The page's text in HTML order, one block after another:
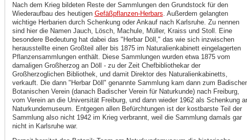
Nach dem Krieg bildeten Reste der Sammlungen den Grundstock für den
Wiederaufbau des heutigen Gefäßpflanzen-Herbars . Außerdem gelangten
wichtige Herbarien durch Schenkung oder Ankauf nach Karlsruhe. Zu nennen
sind hier die Namen Jauch, Lösch, Machule, Müller, Kraiss und Stoll. Eine
besondere Bedeutung hat dabei das "Herbar Döll," das wie sich inzwischen
herausstellte einen Großteil aller bis 1875 im Naturalienkabinett eingelagerten
Pflanzensammlungen enthält. Diese Sammlungen wurden etwa 1875 vom
damaligen Großherzog an Döll - zu der Zeit Chefbibliothekar der
Großherzoglichen Bibliothek, und damit Direktor des Naturalienkabinetts,
verkauft. Die dann "Herbar Döll" genannte Sammlung kam dann zum
Botanischen Verein (danach Badischer Verein für Naturkunde) nach Freiburg,
vom Verein an die Universität Freiburg, und dann wieder 1962 als Schenkung
Naturkundemuseum. Entgegen allen Befürchtungen ist der kostbarste Teil der
Sammlung also nicht 1942 im Krieg verbrannt, weil die Sammlung damals gar
nicht in Karlsruhe war.